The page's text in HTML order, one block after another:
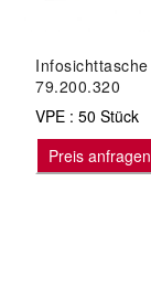
Infosichttasche
79.200.320
VPE : 50 Stück
Preis anfragen